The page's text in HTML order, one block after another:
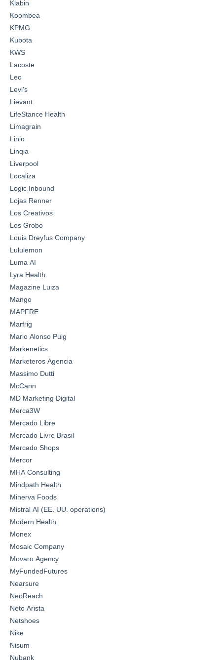
Klabin
Koombea
KPMG
Kubota
KWS
Lacoste
Leo
Levi's
Lievant
LifeStance Health
Limagrain
Linio
Linqia
Liverpool
Localiza
Logic Inbound
Lojas Renner
Los Creativos
Los Grobo
Louis Dreyfus Company
Lululemon
Luma AI
Lyra Health
Magazine Luiza
Mango
MAPFRE
Marfrig
Mario Alonso Puig
Markenetics
Marketeros Agencia
Massimo Dutti
McCann
MD Marketing Digital
Merca3W
Mercado Libre
Mercado Livre Brasil
Mercado Shops
Mercor
MHA Consulting
Mindpath Health
Minerva Foods
Mistral AI (EE. UU. operations)
Modern Health
Monex
Mosaic Company
Movaro Agency
MyFundedFutures
Nearsure
NeoReach
Neto Arista
Netshoes
Nike
Nisum
Nubank